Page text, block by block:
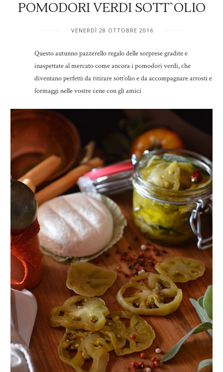
POMODORI VERDI SOTT`OLIO
VENERDÌ 28 OTTOBRE 2016
Questo autunno pazzerello regalo delle sorprese gradite e
inaspettate al mercato come ancora i pomodori verdi, che
diventano perfetti da ritirare sott’olio e da accompagnare arrosti e
formaggi nelle vostre cene con gli amici